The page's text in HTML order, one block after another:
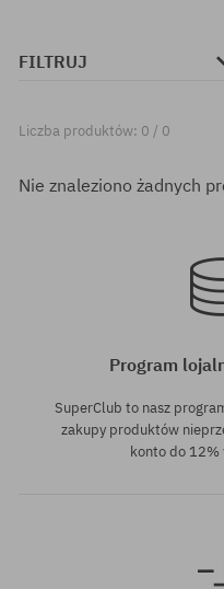
FILTRUJ
Liczba produktów: 0 / 0
Nie znaleziono żadnych
Program
SuperClub to nasz
zakupy produktów
konto do 12%